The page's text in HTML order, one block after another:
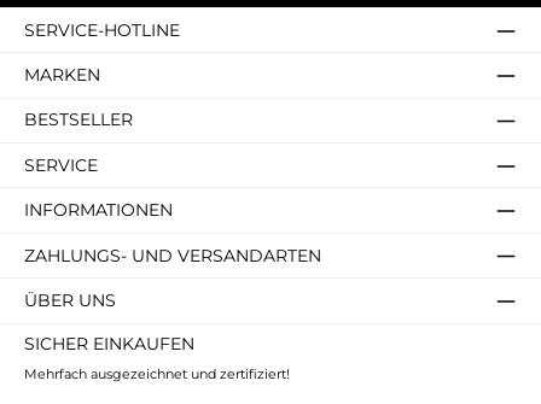
SERVICE-HOTLINE
MARKEN
BESTSELLER
SERVICE
INFORMATIONEN
ZAHLUNGS- UND VERSANDARTEN
ÜBER UNS
SICHER EINKAUFEN
Mehrfach ausgezeichnet und zertifiziert!